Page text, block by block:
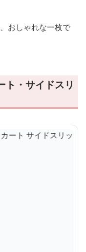
おしゃれな一枚で
ト・サイドスリ